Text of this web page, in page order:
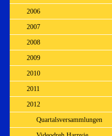
2006
2007
2008
2009
2010
2011
2012
Quartalsversammlungen